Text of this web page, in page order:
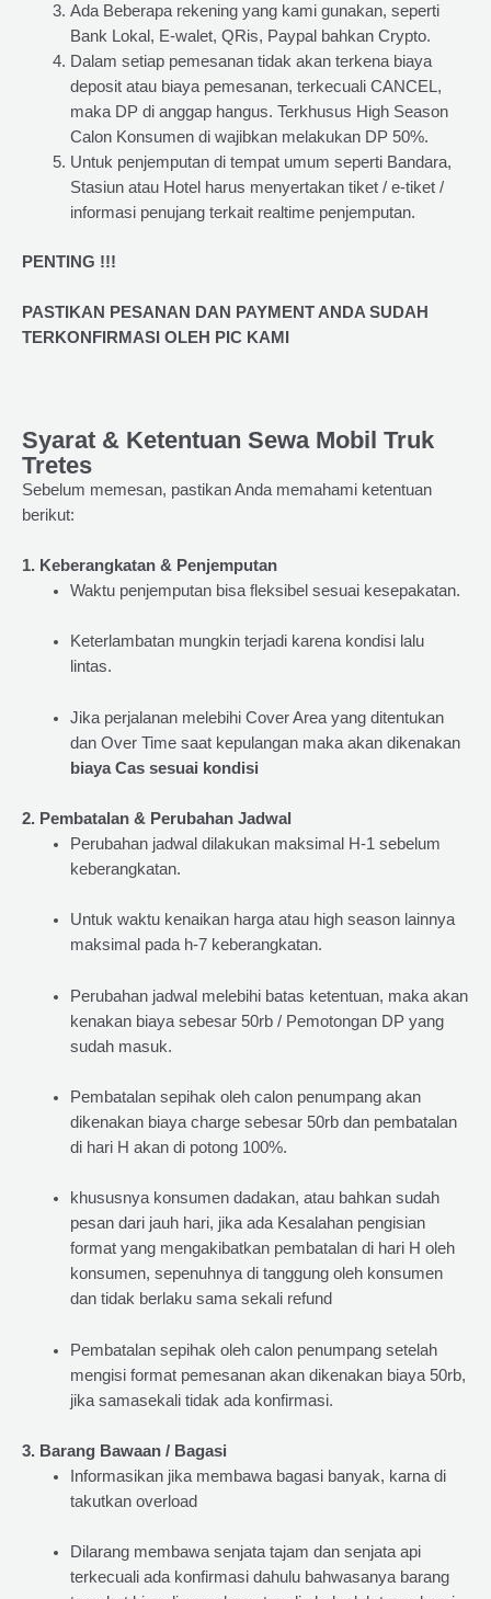
Ada Beberapa rekening yang kami gunakan, seperti
Bank Lokal, E-walet, QRis, Paypal bahkan Crypto.
Dalam setiap pemesanan tidak akan terkena biaya
deposit atau biaya pemesanan, terkecuali CANCEL,
maka DP di anggap hangus. Terkhusus High Season
Calon Konsumen di wajibkan melakukan DP 50%.
Untuk penjemputan di tempat umum seperti Bandara,
Stasiun atau Hotel harus menyertakan tiket / e-tiket /
informasi penujang terkait realtime penjemputan.
PENTING !!!
PASTIKAN PESANAN DAN PAYMENT ANDA SUDAH
TERKONFIRMASI OLEH PIC KAMI
Syarat & Ketentuan Sewa Mobil Truk
Tretes
Sebelum memesan, pastikan Anda memahami ketentuan
berikut:
1. Keberangkatan & Penjemputan
Waktu penjemputan bisa fleksibel sesuai kesepakatan.
Keterlambatan mungkin terjadi karena kondisi lalu
lintas.
Jika perjalanan melebihi Cover Area yang ditentukan
dan Over Time saat kepulangan maka akan dikenakan
biaya Cas sesuai kondisi
2. Pembatalan & Perubahan Jadwal
Perubahan jadwal dilakukan maksimal H-1 sebelum
keberangkatan.
Untuk waktu kenaikan harga atau high season lainnya
maksimal pada h-7 keberangkatan.
Perubahan jadwal melebihi batas ketentuan, maka akan
kenakan biaya sebesar 50rb / Pemotongan DP yang
sudah masuk.
Pembatalan sepihak oleh calon penumpang akan
dikenakan biaya charge sebesar 50rb dan pembatalan
di hari H akan di potong 100%.
khususnya konsumen dadakan, atau bahkan sudah
pesan dari jauh hari, jika ada Kesalahan pengisian
format yang mengakibatkan pembatalan di hari H oleh
konsumen, sepenuhnya di tanggung oleh konsumen
dan tidak berlaku sama sekali refund
Pembatalan sepihak oleh calon penumpang setelah
mengisi format pemesanan akan dikenakan biaya 50rb,
jika samasekali tidak ada konfirmasi.
3. Barang Bawaan / Bagasi
Informasikan jika membawa bagasi banyak, karna di
takutkan overload
Dilarang membawa senjata tajam dan senjata api
terkecuali ada konfirmasi dahulu bahwasanya barang